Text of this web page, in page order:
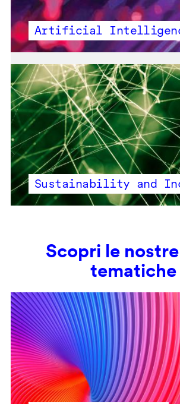
Artificial
Sustainability and
Scopri le
tematiche